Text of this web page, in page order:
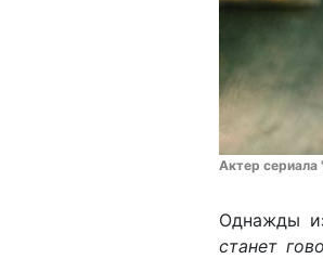
Актер
Однажды
станет